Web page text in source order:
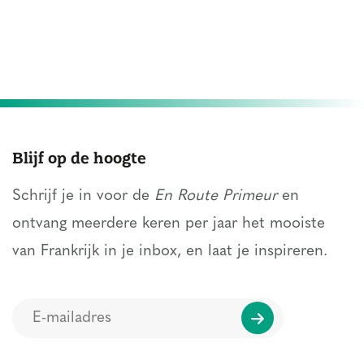
Blijf op de hoogte
Schrijf je in voor de En Route Primeuren
ontvang meerdere keren per jaar het mooiste
van Frankrijk in je inbox, en laat je inspireren.